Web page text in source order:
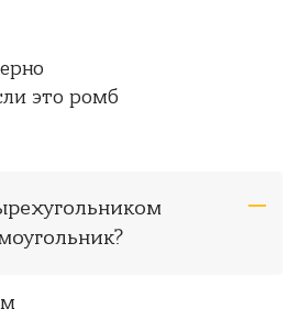
это ромб